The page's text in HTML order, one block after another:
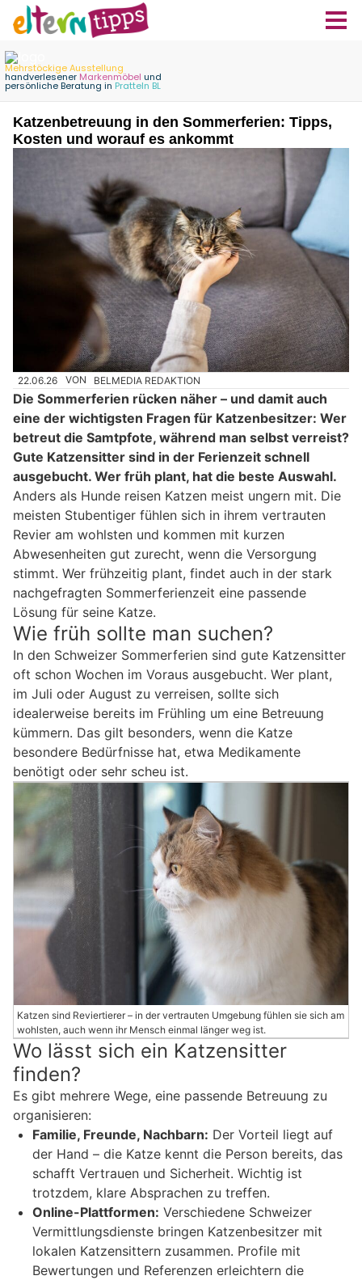
Katzenbetreuung in den Sommerferien: Tipps,
Kosten und worauf es ankommt
22.06.26 VON BELMEDIA REDAKTION
Die Sommerferien rücken näher – und damit auch
eine der wichtigsten Fragen für Katzenbesitzer: Wer
betreut die Samtpfote, während man selbst verreist?
Gute Katzensitter sind in der Ferienzeit schnell
ausgebucht. Wer früh plant, hat die beste Auswahl.
Anders als Hunde reisen Katzen meist ungern mit. Die
meisten Stubentiger fühlen sich in ihrem vertrauten
Revier am wohlsten und kommen mit kurzen
Abwesenheiten gut zurecht, wenn die Versorgung
stimmt. Wer frühzeitig plant, findet auch in der stark
nachgefragten Sommerferienzeit eine passende
Lösung für seine Katze.
Wie früh sollte man suchen?
In den Schweizer Sommerferien sind gute Katzensitter
oft schon Wochen im Voraus ausgebucht. Wer plant,
im Juli oder August zu verreisen, sollte sich
idealerweise bereits im Frühling um eine Betreuung
kümmern. Das gilt besonders, wenn die Katze
besondere Bedürfnisse hat, etwa Medikamente
benötigt oder sehr scheu ist.
Katzen sind Reviertierer – in der vertrauten Umgebung fühlen sie sich am
wohlsten, auch wenn ihr Mensch einmal länger weg ist.
Wo lässt sich ein Katzensitter
finden?
Es gibt mehrere Wege, eine passende Betreuung zu
organisieren:
Familie, Freunde, Nachbarn: Der Vorteil liegt auf
der Hand – die Katze kennt die Person bereits, das
schafft Vertrauen und Sicherheit. Wichtig ist
trotzdem, klare Absprachen zu treffen.
Online-Plattformen: Verschiedene Schweizer
Vermittlungsdienste bringen Katzenbesitzer mit
lokalen Katzensittern zusammen. Profile mit
Bewertungen und Referenzen erleichtern die